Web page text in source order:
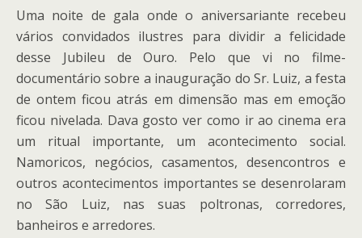
Uma noite de gala onde o aniversariante recebeu
vários convidados ilustres para dividir a felicidade
desse Jubileu de Ouro. Pelo que vi no filme-
documentário sobre a inauguração do Sr. Luiz, a festa
de ontem ficou atrás em dimensão mas em emoção
ficou nivelada. Dava gosto ver como ir ao cinema era
um ritual importante, um acontecimento social.
Namoricos, negócios, casamentos, desencontros e
outros acontecimentos importantes se desenrolaram
no São Luiz, nas suas poltronas, corredores,
banheiros e arredores.